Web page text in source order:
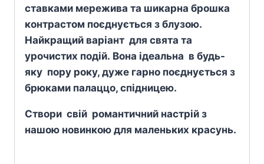
ставками мережива та шикарна брошка
контрастом поєднується з блузою.
Найкращий варіант для свята та
урочистих подій. Вона ідеальна в будь-
яку пору року, дуже гарно поєднується з
брюками палаццо, спідницею.
Створи свій романтичний настрій з
нашою новинкою для маленьких красунь.